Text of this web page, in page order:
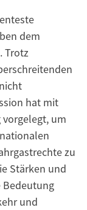
dem
Trotz
hat mit
um
zu
Stärken und
Bedeutung
und